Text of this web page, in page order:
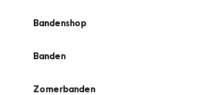
Bandenshop
Banden
Zomerbanden